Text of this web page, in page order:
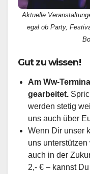
Aktuelle
egal ob Party,
Gut zu wissen!
Am Ww-
gearbeitet.
werden stetig
uns auch über
Wenn Dir unser
uns
auch in der
2,- € – kannst